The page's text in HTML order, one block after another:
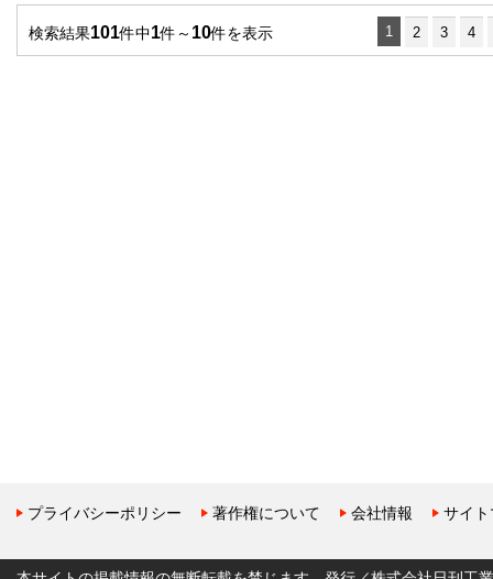
検索結果101件中1件～ 10件を表示 1 2 3 4
プライバシーポリシー 著作権について 会社情報 サイ